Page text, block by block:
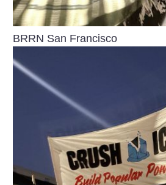
BRRN San Francisco